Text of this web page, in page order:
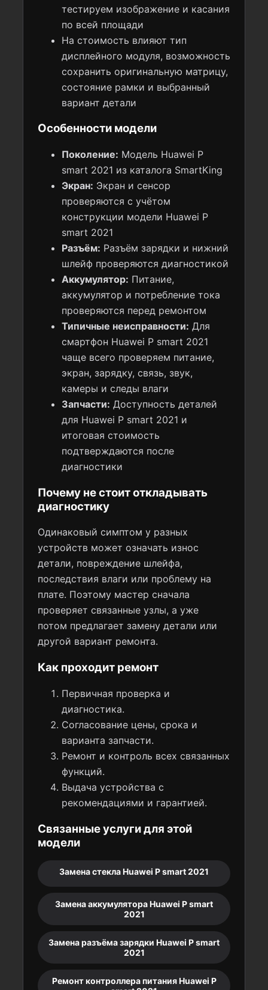
тестируем изображение и касания
по всей площади
На стоимость влияют тип
дисплейного модуля, возможность
сохранить оригинальную матрицу,
состояние рамки и выбранный
вариант детали
Особенности модели
Поколение: Модель Huawei P
smart 2021 из каталога SmartKing
Экран: Экран и сенсор
проверяются с учётом
конструкции модели Huawei P
smart 2021
Разъём: Разъём зарядки и нижний
шлейф проверяются диагностикой
Аккумулятор: Питание,
аккумулятор и потребление тока
проверяются перед ремонтом
Типичные неисправности: Для
смартфон Huawei P smart 2021
чаще всего проверяем питание,
экран, зарядку, связь, звук,
камеры и следы влаги
Запчасти: Доступность деталей
для Huawei P smart 2021 и
итоговая стоимость
подтверждаются после
диагностики
Почему не стоит откладывать
диагностику
Одинаковый симптом у разных
устройств может означать износ
детали, повреждение шлейфа,
последствия влаги или проблему на
плате. Поэтому мастер сначала
проверяет связанные узлы, а уже
потом предлагает замену детали или
другой вариант ремонта.
Как проходит ремонт
Первичная проверка и
диагностика.
Согласование цены, срока и
варианта запчасти.
Ремонт и контроль всех связанных
функций.
Выдача устройства с
рекомендациями и гарантией.
Связанные услуги для этой
модели
Замена стекла Huawei P smart 2021
Замена аккумулятора Huawei P smart
2021
Замена разъёма зарядки Huawei P smart
2021
Ремонт контроллера питания Huawei P